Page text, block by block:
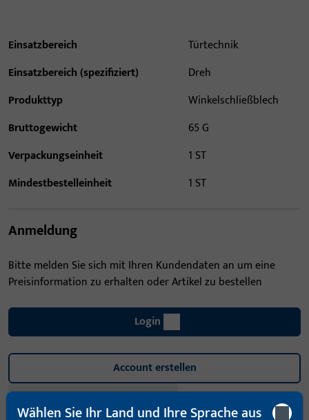
Einsatzbereich
Türtechnik
Einsatzbereich (spezifiziert)
Dreh
Produkttyp
Winkelschließblech
Bruttogewicht
65 G
Verpackungseinheit
1 ST
Mindestbestelleinheit
1 ST
Anmeldung
Bitte melden Sie sich mit Ihren Kundendaten an um eine
Preisinformation zu erhalten oder Artikel zu bestellen
Login
Account erstellen
Produktbeschreibung
Wählen Sie Ihr Land und Ihre Sprache aus